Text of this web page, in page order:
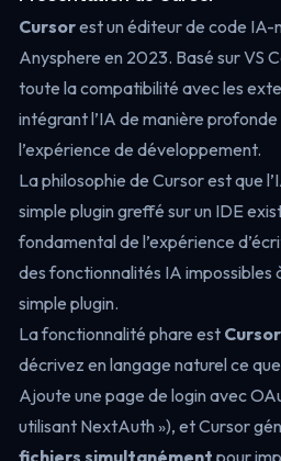
Cursorest un éditeur de code
Anysphere en 2023. Basé sur VS
toute la compatibilité avec les
intégrant l’IA de manière
l’expérience de développement.
La philosophie de Cursor est que
simple plugin greffé sur un IDE
fondamental de l’expérience
des fonctionnalités IA impossibles
simple plugin.
La fonctionnalité phare est
décrivez en langage naturel ce
Ajoute une page de login avec
utilisant NextAuth »), et Cursor
fichiers simultanément pour